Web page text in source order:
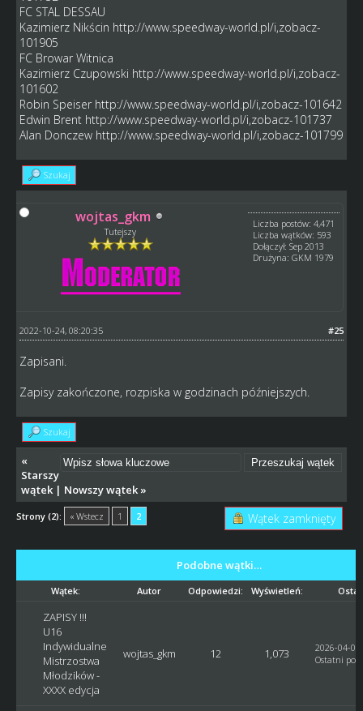
FC STAL DESSAU
Kazimierz Nikścin http://www.speedway-world.pl/i,zobacz-
101905
FC Browar Witnica
Kazimierz Czupowski http://www.speedway-world.pl/i,zobacz-
101602
Robin Speiser http://www.speedway-world.pl/i,zobacz-101642
Edwin Brent http://www.speedway-world.pl/i,zobacz-101737
Alan Donczew http://www.speedway-world.pl/i,zobacz-101799
Szukaj
wojtas_gkm
Tutejszy
Liczba postów: 4,471
Liczba wątków: 593
Dołączył: Sep 2013
Drużyna: GKM 1979
#25
2022-10-24, 08:20:35
Zapisani.
Zapisy zakończone, rozpiska w godzinach późniejszych.
Szukaj
«
Starszy
wątek| Nowszy wątek»
Strony (2): « Wstecz 1 2 Wątek zamknięty
Podobne wątki…
Wątek: Autor Odpowiedzi: Wyświetleń:
ZAPISY !!!
U16
Indywidualne
Mistrzostwa
Młodzików -
XXXX edycja
wojtas_gkm 12 1,073
2026-04-
Ostatni post